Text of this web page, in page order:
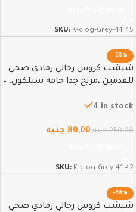
SKU: K-clog-Grey-44-45
-68%
شبشب كروس رجالي رمادي صحي
للقدمين ،مريح جدا خامة سيلكون. –
4 in stock
250,00 جنيه 80,00 جنيه
SKU: K-clog-Grey-41-42
-68%
شبشب كروس رجالي رمادي صحي